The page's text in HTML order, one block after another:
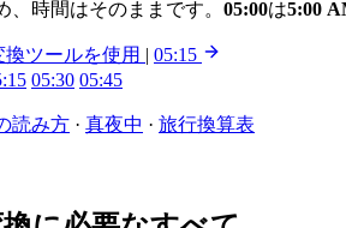
、時間はそのままです。 05:00は5:00
換ツールを使用 | 05:15
05:30 05:45
読み方 · 真夜中 · 旅行換算表